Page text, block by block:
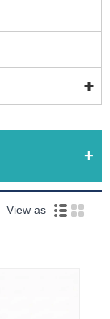
View as